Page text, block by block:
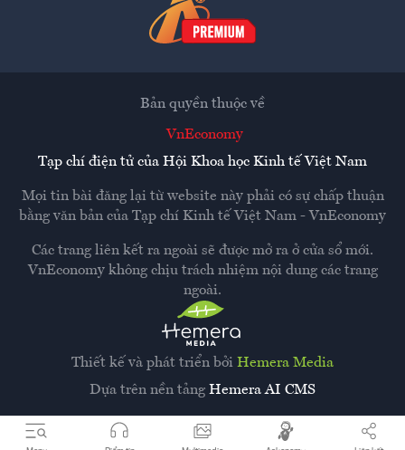
Thiết kế và phát triển bởi Hemera Media
Dựa trên nền tảng Hemera AI CMS
Bản quyền thuộc về
VnEconomy
Tạp chí điện tử của Hội Khoa học Kinh tế Việt Nam
Mọi tin bài đăng lại từ website này phải có sự chấp thuận
bằng văn bản của Tạp chí Kinh tế Việt Nam - VnEconomy
Các trang liên kết ra ngoài sẽ được mở ra ở cửa sổ mới.
VnEconomy không chịu trách nhiệm nội dung các trang
ngoài.